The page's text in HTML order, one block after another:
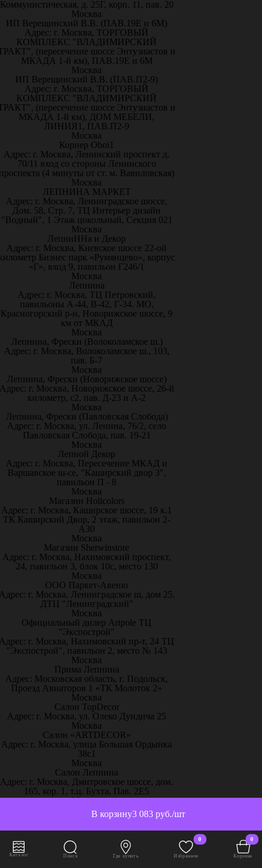
3 083 руб./шт
В корзину
Коммунистическая, д. 25Г, корп. 11, пав. 20
Москва
ИП Верещинский В.В. (ПАВ.19Е и 6М)
Адрес: г. Москва, ТОРГОВЫЙ
КОМПЛЕКС "ВЛАДИМИРСКИЙ
(пересечение шоссе Энтузиастов и
МКАДА 1-й км), ПАВ.19Е и 6М
Москва
ИП Верещинский В.В. (ПАВ.П2-9)
Адрес: г. Москва, ТОРГОВЫЙ
КОМПЛЕКС "ВЛАДИМИРСКИЙ
(пересечение шоссе Энтузиастов и
МКАДА 1-й км), ДОМ МЕБЕЛИ,
ЛИНИЯ1, ПАВ.П2-9
Москва
Корнер Oboi1
Адрес: г. Москва, Ленинский проспект д.
70/11 вход со стороны Ленинского
(4 минуты от ст. м. Вавиловская)
Москва
ЛЕПНИНА МАРКЕТ
Адрес: г. Москва, Ленинградское шоссе,
Дом. 58, Стр. 7, ТЦ Интерьер дизайн
"Водный", 1 Этаж цокольный, Секция 021
Москва
ЛепниННа и Декор
Адрес: г. Москва, Киевское шоссе 22-ой
Бизнес парк «Румянцево», корпус
«Г», вход 9, павильон Г246/1
Москва
Лепнина
Адрес: г. Москва, ТЦ Петровский,
павильоны А-44, В-42, Г-34. МО,
Красногорский р-н, Новорижское шоссе, 9
км от МКАД
Москва
Лепнина, Фрески (Волоколамское ш.)
Адрес: г. Москва, Волоколамское ш., 103,
пав. Б-7
Москва
Лепнина, Фрески (Новорижское шоссе)
г. Москва, Новорижское шоссе, 26-й
километр, с2, пав. Д-23 и А-2
Москва
Лепнина, Фрески (Павловская Слобода)
Адрес: г. Москва, ул. Ленина, 76/2, село
Павловская Слобода, пав. 19-21
Москва
Лепной Декор
Адрес: г. Москва, Пересечение МКАД и
Варшавское ш-се, "Каширский двор 3",
павильон П - 8
Москва
Магазин Holicolors
Адрес: г. Москва, Каширское шоссе, 19 к.1
ТК Каширский Двор, 2 этаж, павильон 2-
А30
Москва
Магазин Sherwinstore
Адрес: г. Москва, Нахимовский проспект,
24, павильон 3, блок 10с, место 130
Москва
ООО Паркет-Авeню
г. Москва, Ленинградское ш, дом 25.
ДТЦ "Ленинградский"
Москва
Официальный дилер Artpole ТЦ
"Экспострой"
г. Москва, Нахимовский пр-т, 24 ТЦ
"Экспострой", павильон 2, место № 143
Москва
Прима Лепнина
Адрес: Московская область, г. Подольск,
Проезд Авиаторов 1 «ТК Молоток 2»
Москва
Салон TopDecor
Адрес: г. Москва, ул. Олеко Дундича 25
Москва
Салон «ARTDECOR»
Адрес: г. Москва, улица Большая Ордынка
38с1
Москва
Салон Лепнина
Адрес: г. Москва, Дмитровское шоссе, дом.
165, кор. 1, т.ц. Бухта, Пав. 2Е5
Москва
Салон – Лепнина у Милы
Адрес: г. Москва, ТРК
«ЭлитСтройМатериалы», 51-й км МКАД
пос. Заречье, ул.Торговая, с.2, 1 этаж,
павильон С13
Москва
Каталог Поиск Где купить
0
Избранное
0
Корзина